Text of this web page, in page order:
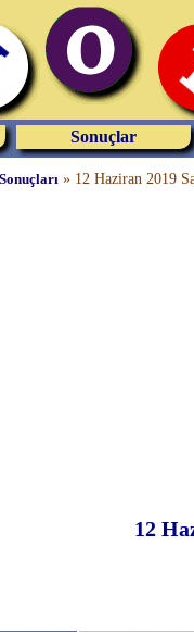
Sonuçlar
» 12 Haziran 2019
12